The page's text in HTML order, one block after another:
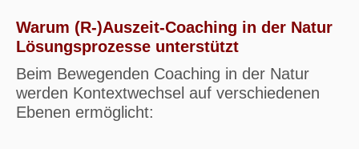
Warum (R-)Auszeit-Coaching in der Natur
Lösungsprozesse unterstützt
Beim Bewegenden Coaching in der Natur
werden Kontextwechsel auf verschiedenen
Ebenen ermöglicht: